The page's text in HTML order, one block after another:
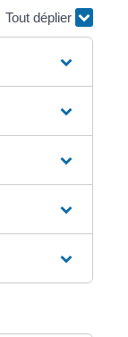
Tout déplier